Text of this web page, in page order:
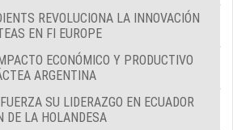
REVOLUCIONA LA INNOVACIÓN
EN FI EUROPE
ECONÓMICO Y PRODUCTIVO
ARGENTINA
SU LIDERAZGO EN ECUADOR
DE LA HOLANDESA